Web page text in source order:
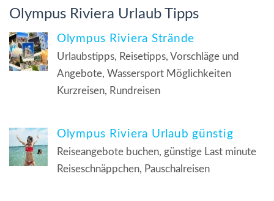
Olympus Riviera Urlaub Tipps
Olympus Riviera Strände
Urlaubstipps, Reisetipps, Vorschläge und
Angebote, Wassersport Möglichkeiten
Kurzreisen, Rundreisen
Olympus Riviera Urlaub günstig
Reiseangebote buchen, günstige Last minute
Reiseschnäppchen, Pauschalreisen